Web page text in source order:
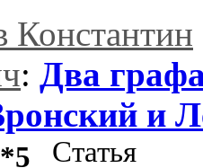
Константин
: Два
и
Статья